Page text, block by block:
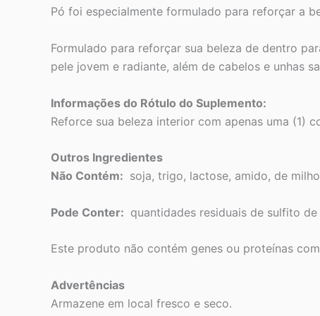
Pó foi especialmente formulado para reforçar a
Formulado para reforçar sua beleza de dentro
pele jovem e radiante, além de cabelos e unhas
Informações do Rótulo do Suplemento:
Reforce sua beleza interior com apenas uma (1)
Outros Ingredientes
Não Contém: soja, trigo, lactose, amido, de
Pode Conter: quantidades residuais de sulfito
Este produto não contém genes ou proteínas
Advertências
Armazene em local fresco e seco.